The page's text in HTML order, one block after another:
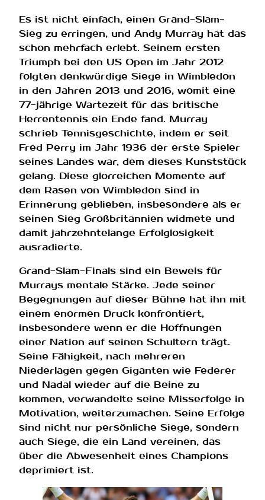
Es ist nicht einfach, einen Grand-Slam-
Sieg zu erringen, und Andy Murray hat das
schon mehrfach erlebt. Seinem ersten
Triumph bei den US Open im Jahr 2012
folgten denkwürdige Siege in Wimbledon
in den Jahren 2013 und 2016, womit eine
77-jährige Wartezeit für das britische
Herrentennis ein Ende fand. Murray
schrieb Tennisgeschichte, indem er seit
Fred Perry im Jahr 1936 der erste Spieler
seines Landes war, dem dieses Kunststück
gelang. Diese glorreichen Momente auf
dem Rasen von Wimbledon sind in
Erinnerung geblieben, insbesondere als er
seinen Sieg Großbritannien widmete und
damit jahrzehntelange Erfolglosigkeit
ausradierte.
Grand-Slam-Finals sind ein Beweis für
Murrays mentale Stärke. Jede seiner
Begegnungen auf dieser Bühne hat ihn mit
einem enormen Druck konfrontiert,
insbesondere wenn er die Hoffnungen
einer Nation auf seinen Schultern trägt.
Seine Fähigkeit, nach mehreren
Niederlagen gegen Giganten wie Federer
und Nadal wieder auf die Beine zu
kommen, verwandelte seine Misserfolge in
Motivation, weiterzumachen. Seine Erfolge
sind nicht nur persönliche Siege, sondern
auch Siege, die ein Land vereinen, das
über die Abwesenheit eines Champions
deprimiert ist.